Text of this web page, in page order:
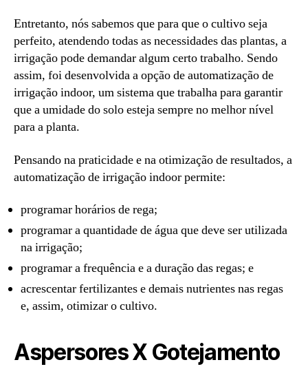
Entretanto, nós sabemos que para que o cultivo seja
perfeito, atendendo todas as necessidades das plantas, a
irrigação pode demandar algum certo trabalho. Sendo
assim, foi desenvolvida a opção de automatização de
irrigação indoor, um sistema que trabalha para garantir
que a umidade do solo esteja sempre no melhor nível
para a planta.
Pensando na praticidade e na otimização de resultados, a
automatização de irrigação indoor permite:
programar horários de rega;
programar a quantidade de água que deve ser utilizada
na irrigação;
programar a frequência e a duração das regas; e
acrescentar fertilizantes e demais nutrientes nas regas
e, assim, otimizar o cultivo.
Aspersores X Gotejamento